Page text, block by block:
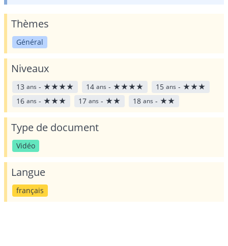
Thèmes
Général
Niveaux
13 ans - ★★★★ 14 ans - ★★★★ 15 ans - ★★★
16 ans - ★★★ 17 ans - ★★ 18 ans - ★★
Type de document
Vidéo
Langue
français